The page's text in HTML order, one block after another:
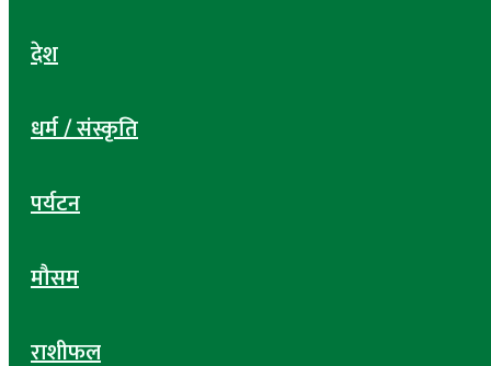
देश
धर्म / संस्कृति
पर्यटन
मौसम
राशीफल